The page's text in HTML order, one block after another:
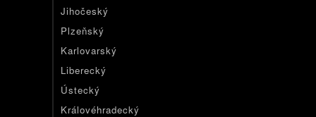
Jihočeský
Plzeňský
Karlovarský
Liberecký
Ústecký
Královéhradecký